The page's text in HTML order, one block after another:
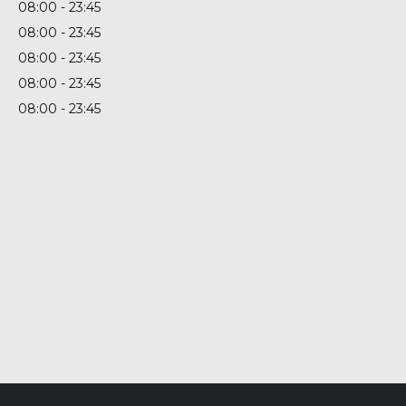
08:00
23:45
08:00
23:45
08:00
23:45
08:00
23:45
08:00
23:45